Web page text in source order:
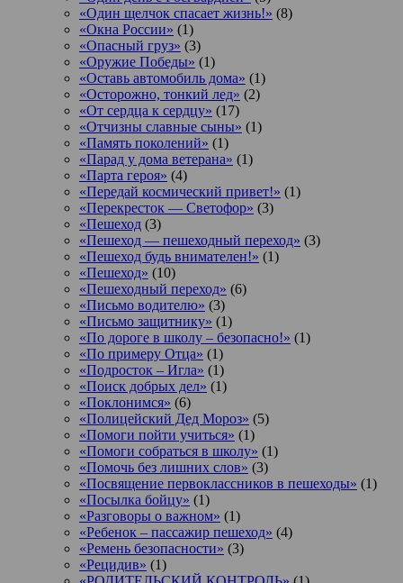
«Один щелчок спасает жизнь!» (8)
«Окна России» (1)
«Опасный груз» (3)
«Оружие Победы» (1)
«Оставь автомобиль дома» (1)
«Осторожно, тонкий лед» (2)
«От сердца к сердцу» (17)
«Отчизны славные сыны» (1)
«Память поколений» (1)
«Парад у дома ветерана» (1)
«Парта героя» (4)
«Передай космический привет!» (1)
«Перекресток — Светофор» (3)
«Пешеход (3)
«Пешеход — пешеходный переход» (3)
«Пешеход будь внимателен!» (1)
«Пешеход» (10)
«Пешеходный переход» (6)
«Письмо водителю» (3)
«Письмо защитнику» (1)
«По дороге в школу – безопасно!» (1)
«По примеру Отца» (1)
«Подросток ‒ Игла» (1)
«Поиск добрых дел» (1)
«Поклонимся» (6)
«Полицейский Дед Мороз» (5)
«Помоги пойти учиться» (1)
«Помоги собраться в школу» (1)
«Помочь без лишних слов» (3)
«Посвящение первоклассников в пешеходы» (1)
«Посылка бойцу» (1)
«Разговоры о важном» (1)
«Ребенок – пассажир пешеход» (4)
«Ремень безопасности» (3)
«Рецидив» (1)